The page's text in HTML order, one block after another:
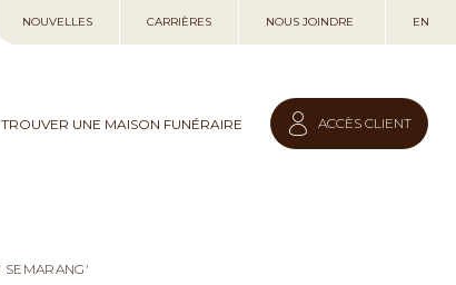
NOUVELLES CARRIÈRES NOUS JOINDRE EN
TROUVER UNE MAISON FUNÉRAIRE ACCÈS CLIENT
SEMARANG'